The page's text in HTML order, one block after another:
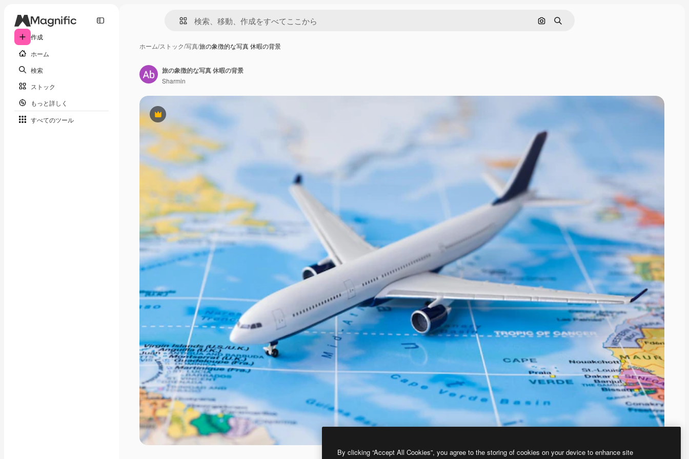
作成
ホーム
検索
ストック
もっと詳しく
すべてのツール
画像で検索
検索
ホーム/ストック/写真/旅の象徴的な写真 休暇の背景
Premium
旅の象徴的な写真 休暇の背景
Sharmin
By clicking “Accept All Cookies”, you agree to the storing of cookies on your device to enhance site